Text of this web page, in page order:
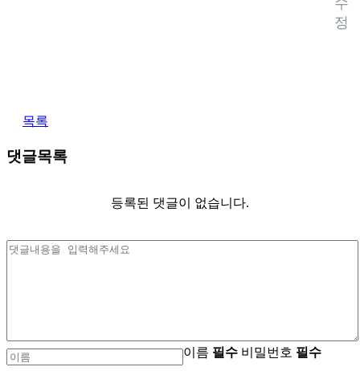
정
목록
댓글목록
등록된 댓글이 없습니다.
이름 필수 비밀번호 필수